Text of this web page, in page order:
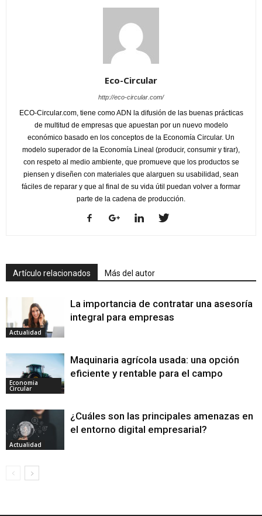
Eco-Circular
http://eco-circular.com/
ECO-Circular.com, tiene como ADN la difusión de las buenas prácticas
de multitud de empresas que apuestan por un nuevo modelo
económico basado en los conceptos de la Economía Circular. Un
modelo superador de la Economía Lineal (producir, consumir y tirar),
con respeto al medio ambiente, que promueve que los productos se
piensen y diseñen con materiales que alarguen su usabilidad, sean
fáciles de reparar y que al final de su vida útil puedan volver a formar
parte de la cadena de producción.
Artículo relacionados Más del autor
Actualidad
La importancia de contratar una asesoría
integral para empresas
Economia
Circular
Maquinaria agrícola usada: una opción
eficiente y rentable para el campo
Actualidad
¿Cuáles son las principales amenazas en
el entorno digital empresarial?